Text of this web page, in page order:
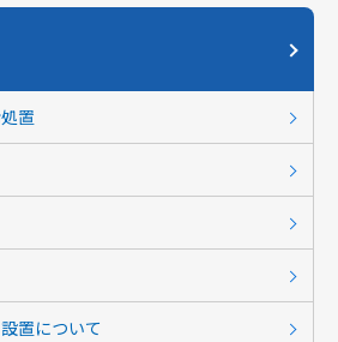
置
置について